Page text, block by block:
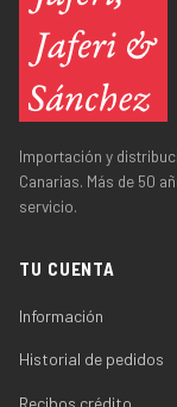
Importación y
Canarias. Más de 50
servicio.
TU CUENTA
Información
Historial de pedidos
Recibos crédito